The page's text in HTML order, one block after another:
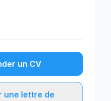
un CV
une lettre de